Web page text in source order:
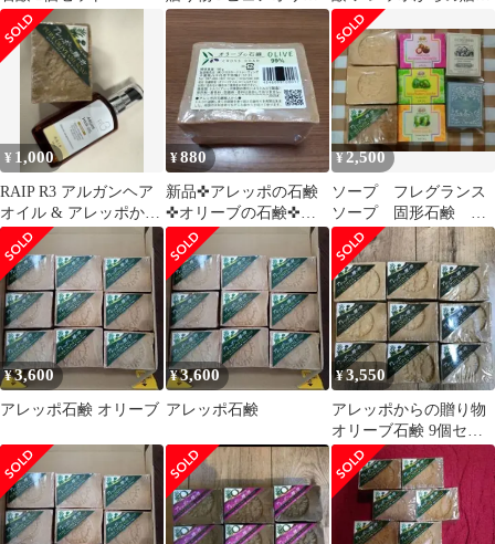
ブオイル✜190g×5個
物 4種セット
¥ 1,000
RAIP R3 アルガンヘア
オイル & アレッポから
の贈り物 石鹸 まとめ
売り
¥880
新品✜アレッポの石鹸
✜オリーブの石鹸✜ク
ロスロード✜オリーブ
190g
¥2,500
ソープ フレグランス
ソープ 固形石鹸 海
外 国内 石鹸 まとめ
売り
¥3,600
アレッポ石鹸 オリーブ
¥3,600
アレッポ石鹸
¥3,550
アレッポからの贈り物
オリーブ石鹸 9個セッ
ト無添加